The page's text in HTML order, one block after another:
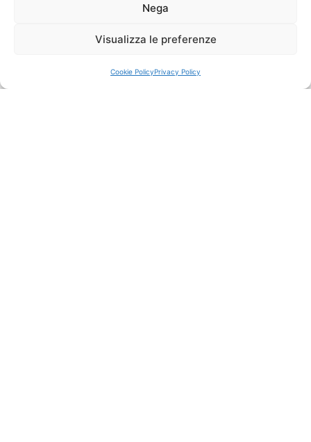
Nega
Visualizza le preferenze
Cookie PolicyPrivacy Policy